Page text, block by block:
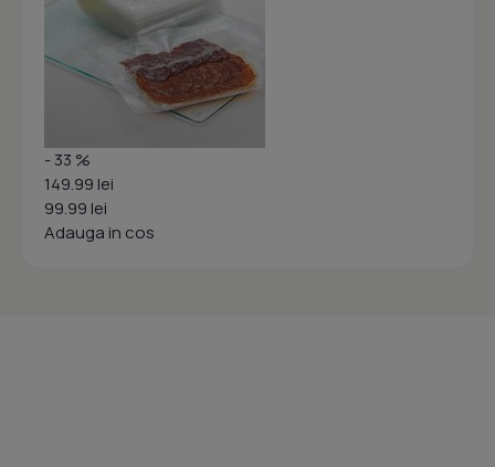
- 33 %
149.99 lei
99.99 lei
Adauga in cos